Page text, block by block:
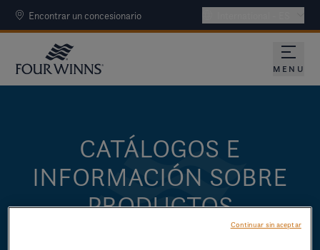
Encontrar un concesionario
MENU
CATÁLOGOS E
INFORMACIÓN SOBRE
PRODUCTOS
DESCARGUE CATÁLOGOS Y OTROS
Continuar sin aceptar